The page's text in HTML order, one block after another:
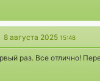
8 августа 2025 15:48
раз. Все отлично!